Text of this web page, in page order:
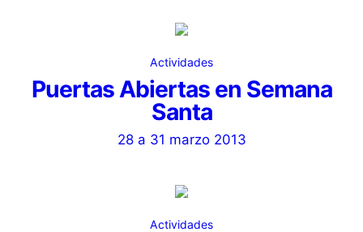
Actividades
Puertas Abiertas en Semana
Santa
28 a 31 marzo 2013
Actividades